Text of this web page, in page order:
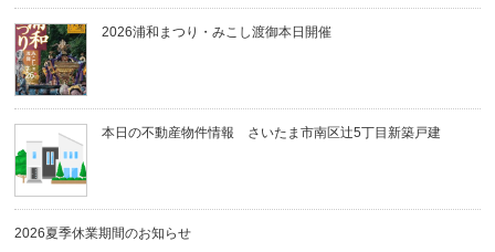
2026浦和まつり・みこし渡御本日開催
本日の不動産物件情報 さいたま市南区辻5丁目新築戸建
2026夏季休業期間のお知らせ